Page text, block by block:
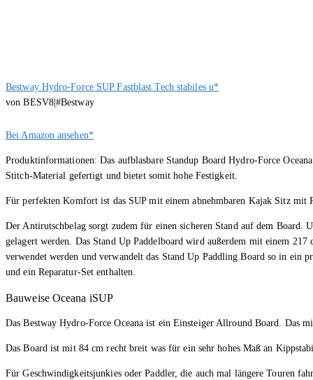
Bestway Hydro-Force SUP Fastblast Tech stabiles u*
von BESV8|#Bestway
Bei Amazon ansehen*
Produktinformationen: Das aufblasbare Standup Board Hydro-Force
Stitch-Material gefertigt und bietet somit hohe Festigkeit.
Für perfekten Komfort ist das SUP mit einem abnehmbaren Kajak Sitz mit
Der Antirutschbelag sorgt zudem für einen sicheren Stand auf dem Board.
gelagert werden. Das Stand Up Paddelboard wird außerdem mit einem
verwendet werden und verwandelt das Stand Up Paddling Board so in ein
und ein Reparatur-Set enthalten.
Bauweise Oceana iSUP
Das Bestway Hydro-Force Oceana ist ein Einsteiger Allround Board. Das
Das Board ist mit 84 cm recht breit was für ein sehr hohes Maß an
Für Geschwindigkeitsjunkies oder Paddler, die auch mal längere Touren